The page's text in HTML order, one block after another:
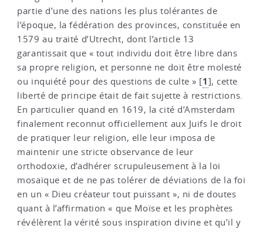
partie d’une des nations les plus tolérantes de
l’époque, la fédération des provinces, constituée en
1579 au traité d’Utrecht, dont l’article 13
garantissait que « tout individu doit être libre dans
sa propre religion, et personne ne doit être molesté
ou inquiété pour des questions de culte » [1], cette
liberté de principe était de fait sujette à restrictions.
En particulier quand en 1619, la cité d’Amsterdam
finalement reconnut officiellement aux Juifs le droit
de pratiquer leur religion, elle leur imposa de
maintenir une stricte observance de leur
orthodoxie, d’adhérer scrupuleusement à la loi
mosaïque et de ne pas tolérer de déviations de la foi
en un « Dieu créateur tout puissant », ni de doutes
quant à l’affirmation « que Moïse et les prophètes
révélèrent la vérité sous inspiration divine et qu’il y